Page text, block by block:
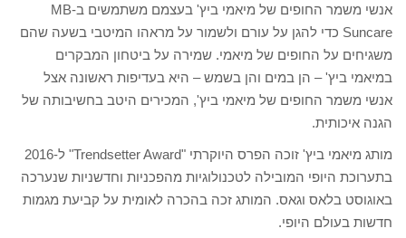
אנשי משמר החופים של מיאמי ביץ' בעצמם משתמשים ב-MB
Suncare כדי להגן על עורם ולשמור על מראהו המיטבי בשעה שהם
משגיחים על החופים של מיאמי. שמירה על ביטחון המבקרים
במיאמי ביץ' – הן במים והן בשמש – היא בעדיפות ראשונה אצל
אנשי משמר החופים של מיאמי ביץ', המכירים היטב בחשיבותה של
הגנה איכותית.
מותג מיאמי ביץ' זוכה הפרס היוקרתי "Trendsetter Award" ל-2016
בתערוכת היופי המובילה לטכנולוגיות מהפכניות וחדשניות שנערכה
באוגוסט בלאס וגאס. המותג זכה בהכרה לאומית על קביעת מגמות
חדשות בעולם היופי.